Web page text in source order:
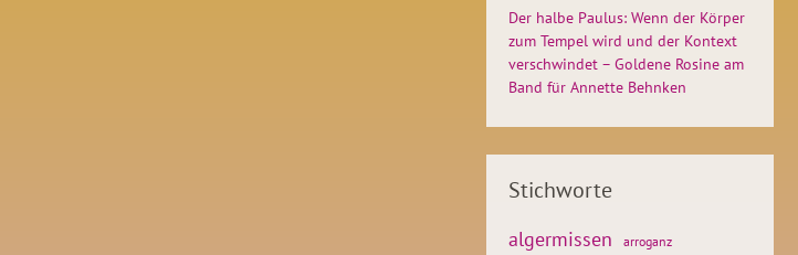
Der halbe Paulus: Wenn der Körper
zum Tempel wird und der Kontext
verschwindet – Goldene Rosine am
Band für Annette Behnken
Stichworte
algermissen arroganz